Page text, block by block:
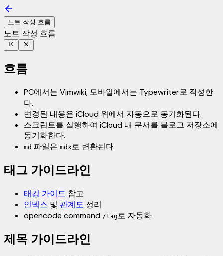
노트 작성 흐름
노트 작성 흐름
흐름
PC에서는 Vimwiki, 모바일에서는 Typewriter로 작성한
다.
변경된 내용은 iCloud 위에서 자동으로 동기화된다.
스크립트를 실행하여 iCloud 내 문서를 블로그 저장소에
동기화한다.
md 파일은 mdx로 변환된다.
태그 가이드라인
태깅 가이드 참고
인덱스 및 관계도 정리
opencode command /tag로 자동화
제목 가이드라인